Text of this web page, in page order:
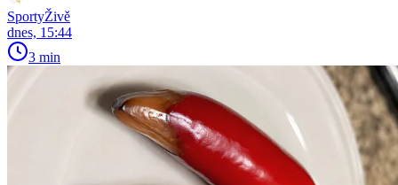
SportyŽivě
dnes, 15:44
3 min